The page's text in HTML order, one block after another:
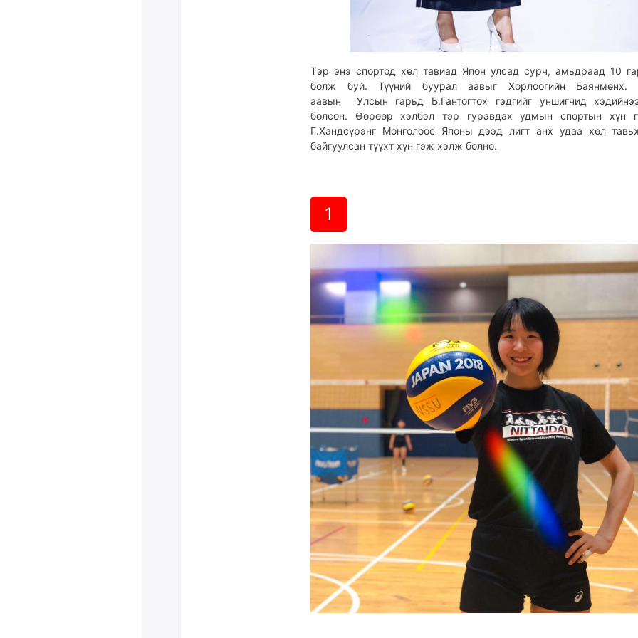
Тэр энэ спортод хөл тавиад Япон улсад сурч, амьдраад 10
болж буй. Түүний буурал аавыг Хорлоогийн
аавын Улсын гарьд Б.Гантогтох гэдгийг уншигчид
болсон. Өөрөөр хэлбэл тэр гуравдах удмын спортын хүн
Г.Хандсүрэнг Монголоос Японы дээд лигт анх удаа хөл
байгуулсан түүхт хүн гэж хэлж болно.
1